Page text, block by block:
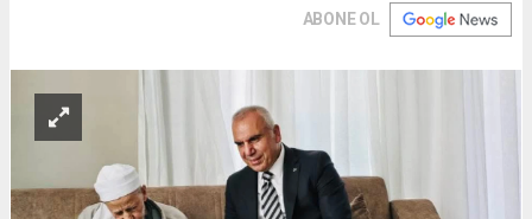
ABONE OL